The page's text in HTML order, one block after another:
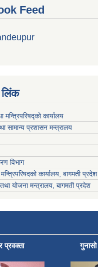
Feed
लिंक
मन्त्रिपरिषद्को कार्यालय
सामान्य प्रशासन मन्त्रालय
विभाग
कार्यालय, बागमती प्रदेश
तथा योजना मन्त्रालय, बागमती प्रदेश
प्रवक्ता